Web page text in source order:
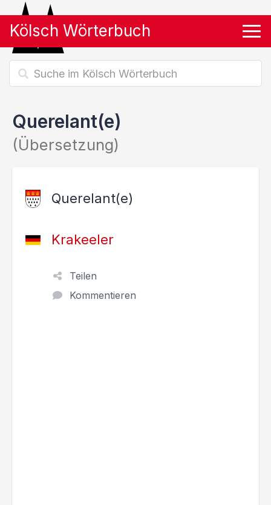
Kölsch Wörterbuch
Querelant(e)
(Übersetzung)
Querelant(e)
Krakeeler
Teilen
Kommentieren